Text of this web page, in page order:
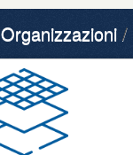
Organizzazioni